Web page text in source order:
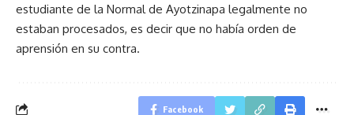
estudiante de la Normal de Ayotzinapa legalmente no
estaban procesados, es decir que no había orden de
aprensión en su contra.
Facebook